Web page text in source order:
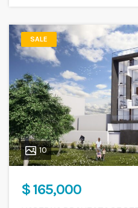
SALE
10
$ 165,000